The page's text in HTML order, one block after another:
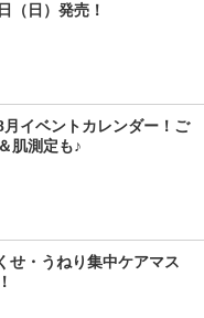
（日）発売！
月イベントカレンダー！ご
肌測定も♪
せ・うねり集中ケアマス